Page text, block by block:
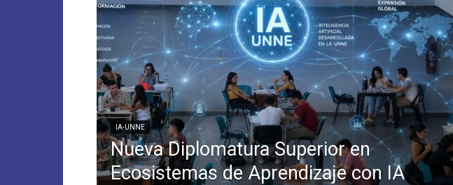
IA-UNNE
Nueva Diplomatura Superior en
Ecosistemas de Aprendizaje con IA